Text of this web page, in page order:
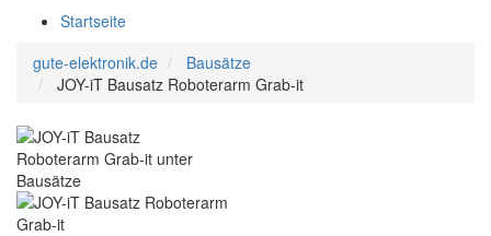
Startseite
gute-elektronik.de
Bausätze
JOY-iT Bausatz Roboterarm Grab-it